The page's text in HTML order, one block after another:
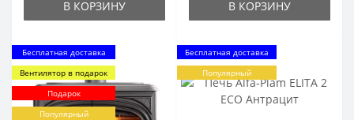
В КОРЗИНУ В КОРЗИНУ
Бесплатная доставка
Вентилятор в подарок
Подарок
Популярный
Бесплатная доставка
Популярный